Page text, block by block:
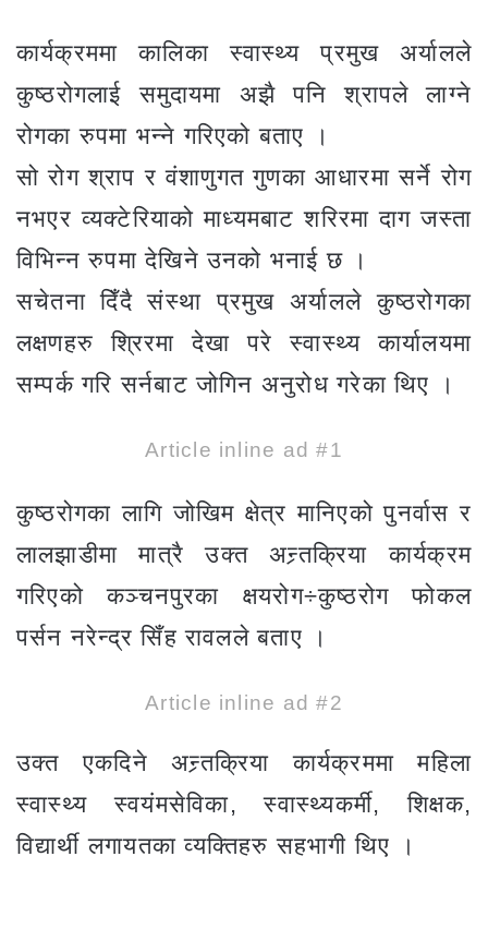
कार्यक्रममा कालिका स्वास्थ्य प्रमुख अर्यालले
कुष्ठरोगलाई समुदायमा अझै पनि श्रापले लाग्ने
रोगका रुपमा भन्ने गरिएको बताए ।
सो रोग श्राप र वंशाणुगत गुणका आधारमा सर्ने रोग
नभएर व्यक्टेरियाको माध्यमबाट शरिरमा दाग जस्ता
विभिन्न रुपमा देखिने उनको भनाई छ ।
सचेतना दिँदै संस्था प्रमुख अर्यालले कुष्ठरोगका
लक्षणहरु श्रिरमा देखा परे स्वास्थ्य कार्यालयमा
सम्पर्क गरि सर्नबाट जोगिन अनुरोध गरेका थिए ।
Article inline ad #1
कुष्ठरोगका लागि जोखिम क्षेत्र मानिएको पुनर्वास र
लालझाडीमा मात्रै उक्त अन्र्तक्रिया कार्यक्रम
गरिएको कञ्चनपुरका क्षयरोग÷कुष्ठरोग फोकल
पर्सन नरेन्द्र सिँह रावलले बताए ।
Article inline ad #2
उक्त एकदिने अन्र्तक्रिया कार्यक्रममा महिला
स्वास्थ्य स्वयंमसेविका, स्वास्थ्यकर्मी, शिक्षक,
विद्यार्थी लगायतका व्यक्तिहरु सहभागी थिए ।